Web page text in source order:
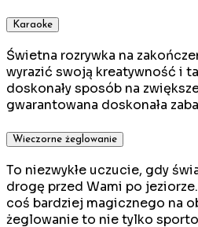
Karaoke
Świetna rozrywka na
wyrazić swoją kreatywność i
doskonały sposób na
gwarantowana doskonała
Wieczorne żeglowanie
To niezwykłe uczucie, gdy
drogę przed Wami po
coś bardziej magicznego na
żeglowanie to nie tylko